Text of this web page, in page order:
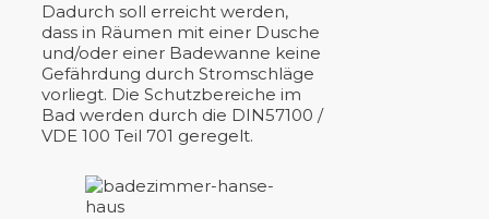
Dadurch soll erreicht werden,
dass in Räumen mit einer Dusche
und/oder einer Badewanne keine
Gefährdung durch Stromschläge
vorliegt. Die Schutzbereiche im
Bad werden durch die DIN57100 /
VDE 100 Teil 701 geregelt.